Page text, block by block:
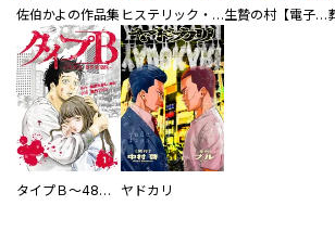
佐伯かよの作品集 ヒステリック・ハーレム～搾られる男と堕ちる女～【電子単行本版】 生贄の村【電子単行本版】
タイプＢ～48時間後、致死率100％～【単話】 ヤドカリ